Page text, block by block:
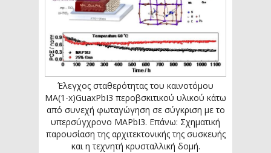
Έλεγχος σταθερότητας του καινοτόμου
MA(1-x)GuaxPbI3 περοβσκιτικού υλικού κάτω
από συνεχή φωταγώγηση σε σύγκριση με το
υπερσύγχρονο MAPbI3. Επάνω: Σχηματική
παρουσίαση της αρχιτεκτονικής της συσκευής
και η τεχνητή κρυσταλλική δομή.